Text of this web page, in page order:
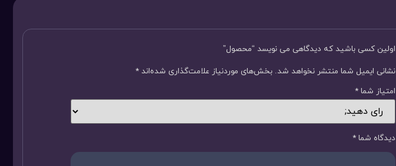
اولین کسی باشید که دیدگاهی می نویسد “محصول”
نشانی ایمیل شما منتشر نخواهد شد. بخش‌های موردنیاز علامت‌گذاری شده‌اند *
امتیاز شما *
دیدگاه شما *